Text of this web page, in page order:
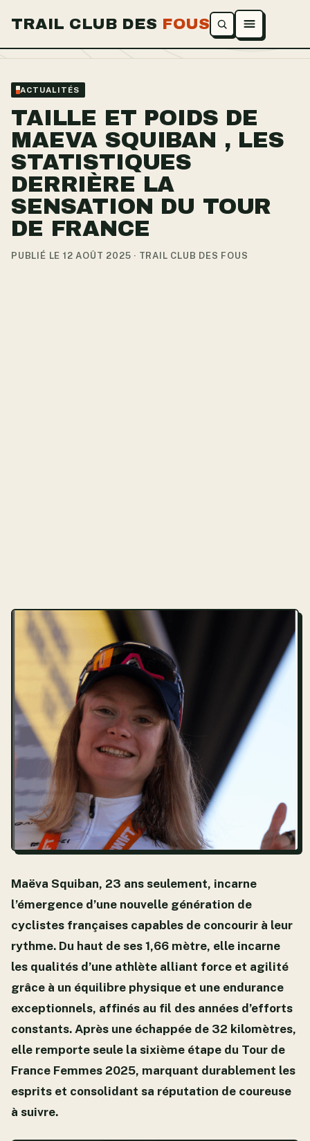
TRAIL CLUB DES FOUS Ouvrir le menu
ACTUALITÉS
TAILLE ET POIDS DE
MAEVA SQUIBAN , LES
STATISTIQUES
DERRIÈRE LA
SENSATION DU TOUR
DE FRANCE
PUBLIÉ LE 12 AOÛT 2025 · TRAIL CLUB DES FOUS
Maëva Squiban, 23 ans seulement, incarne
l’émergence d’une nouvelle génération de
cyclistes françaises capables de concourir à leur
rythme. Du haut de ses 1,66 mètre, elle incarne
les qualités d’une athlète alliant force et agilité
grâce à un équilibre physique et une endurance
exceptionnels, affinés au fil des années d’efforts
constants. Après une échappée de 32 kilomètres,
elle remporte seule la sixième étape du Tour de
France Femmes 2025, marquant durablement les
esprits et consolidant sa réputation de coureuse
à suivre.